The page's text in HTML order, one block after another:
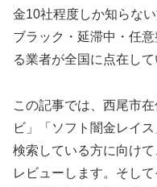
金10社程度しか知らな
ブラック・延滞中・任
る業者が全国に点在して
この記事では、西尾市
ビ」「ソフト闇金レイ
検索している方に向け
レビューします。そし